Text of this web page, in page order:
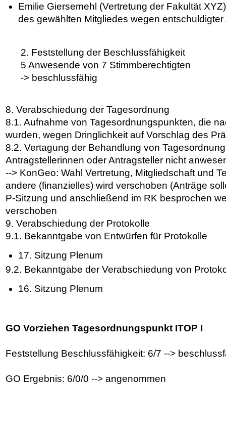
Emilie Giersemehl (Vertretung der Fakultät
des gewählten Mitgliedes wegen
2. Feststellung der Beschlussfähigkeit
5 Anwesende von 7 Stimmberechtigten
-> beschlussfähig
8. Verabschiedung der Tagesordnung
8.1. Aufnahme von Tagesordnungspunkten, die
wurden, wegen Dringlichkeit auf Vorschlag des
8.2. Vertagung der Behandlung von
Antragstellerinnen oder Antragsteller nicht
--> KonGeo: Wahl Vertretung, Mitgliedschaft und
andere (finanzielles) wird verschoben (Anträge
P-Sitzung und anschließend im RK besprochen
verschoben
9. Verabschiedung der Protokolle
9.1. Bekanntgabe von Entwürfen für Protokolle
17. Sitzung Plenum
9.2. Bekanntgabe der Verabschiedung von
16. Sitzung Plenum
GO Vorziehen Tagesordnungspunkt ITOP I
Feststellung Beschlussfähigkeit: 6/7 -->
GO Ergebnis: 6/0/0 --> angenommen